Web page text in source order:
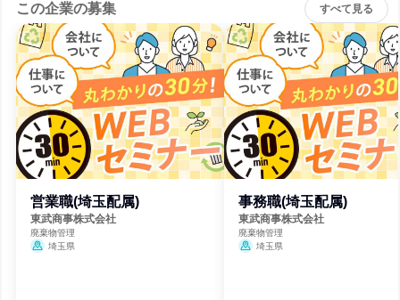
この企業の募集 すべて見る
営業職(埼玉配属)
東武商事株式会社
廃棄物管理
埼玉県
事務職(埼玉配属)
東武商事株式会社
廃棄物管理
埼玉県